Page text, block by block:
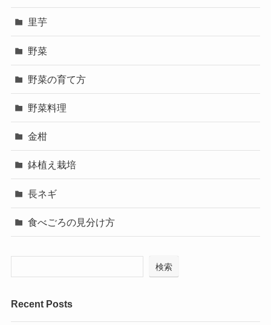
里芋
野菜
野菜の育て方
野菜料理
金柑
鉢植え栽培
長ネギ
食べごろの見分け方
検索
Recent Posts